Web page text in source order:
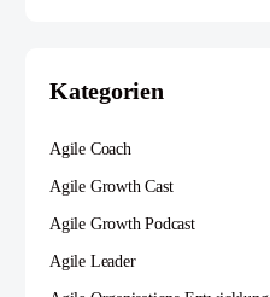
Kategorien
Agile Coach
Agile Growth Cast
Agile Growth Podcast
Agile Leader